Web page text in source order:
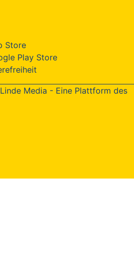
Store
Play Store
Media - Eine Plattform des